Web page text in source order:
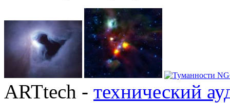
ARTtech - технический